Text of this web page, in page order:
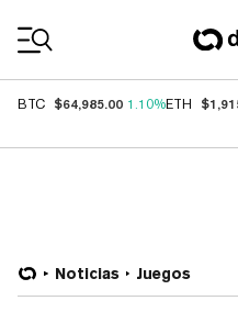
BTC $64,985.00 1.10%ETH
Noticias Juegos